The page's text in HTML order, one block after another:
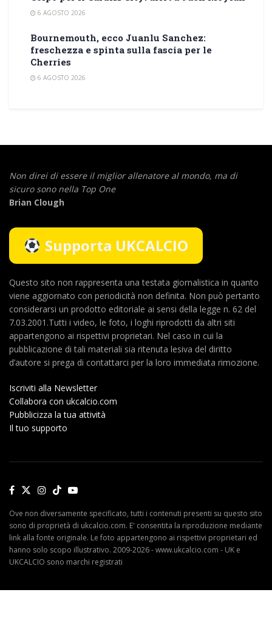
6 AGOSTO 2026
Bournemouth, ecco Juanlu Sanchez:
freschezza e spinta sulla fascia per le
Cherries
6 AGOSTO 2026
Non direi di essere il miglior allenatore al mondo, ma di
sicuro sono nella Top One
Brian Clough
Supporta UKCALCIO
Questo sito non rappresenta una testata giornalistica in quanto
viene aggiornato con periodicità non definita. Non può pertanto
considerarsi un prodotto editoriale ai sensi della legge n. 62 del
7.03.2001.Tutti i video, le foto, i loghi riprodotti da altri siti
appartengono ai rispettivi proprietari. Nel caso in cui la
pubblicazione di tali materiali sia ritenuta lesiva del diritto
d’autore si prega di contattarci per la loro immediata rimozione.
Iscriviti alla Newsletter
Collabora con ukcalcio.com
Pubblicizza la tua attività
Il tuo supporto
Ove non diversamente specificato, tutti i contenuti presenti su questo sito
sono di proprietà di ukcalcio.com. E' consentita la riproduzione mediante
link alla fonte originale. Le foto appartengono ai rispettivi proprietari ed
hanno solo scopo illustrativo. 2009-2026 - www.ukcalcio.com - UK e
UKCALCIO sono marchi registrati